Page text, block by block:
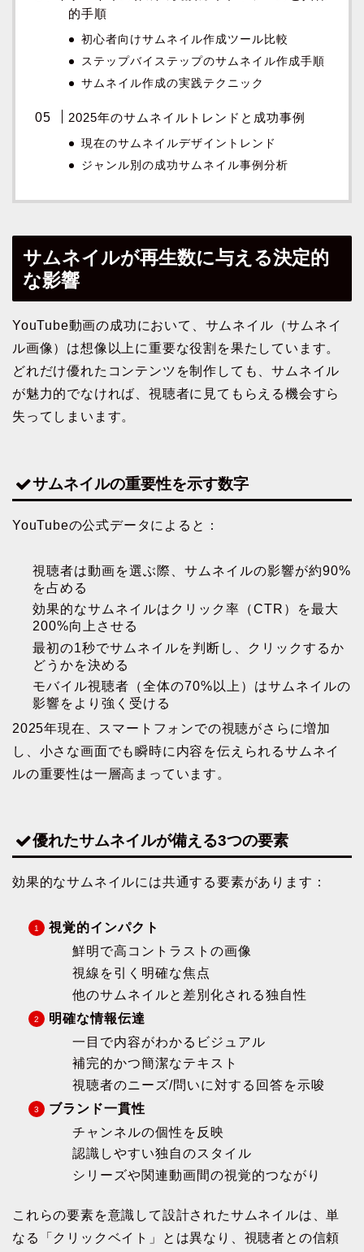
的手順
初心者向けサムネイル作成ツール比較
ステップバイステップのサムネイル作成手順
サムネイル作成の実践テクニック
2025年のサムネイルトレンドと成功事例
現在のサムネイルデザイントレンド
ジャンル別の成功サムネイル事例分析
サムネイルが再生数に与える決定的
な影響
YouTube動画の成功において、サムネイル（サムネイ
ル画像）は想像以上に重要な役割を果たしています。
どれだけ優れたコンテンツを制作しても、サムネイル
が魅力的でなければ、視聴者に見てもらえる機会すら
失ってしまいます。
サムネイルの重要性を示す数字
YouTubeの公式データによると：
視聴者は動画を選ぶ際、サムネイルの影響が約90%
を占める
効果的なサムネイルはクリック率（CTR）を最大
200%向上させる
最初の1秒でサムネイルを判断し、クリックするか
どうかを決める
モバイル視聴者（全体の70%以上）はサムネイルの
影響をより強く受ける
2025年現在、スマートフォンでの視聴がさらに増加
し、小さな画面でも瞬時に内容を伝えられるサムネイ
ルの重要性は一層高まっています。
優れたサムネイルが備える3つの要素
効果的なサムネイルには共通する要素があります：
視覚的インパクト
鮮明で高コントラストの画像
視線を引く明確な焦点
他のサムネイルと差別化される独自性
明確な情報伝達
一目で内容がわかるビジュアル
補完的かつ簡潔なテキスト
視聴者のニーズ/問いに対する回答を示唆
ブランド一貫性
チャンネルの個性を反映
認識しやすい独自のスタイル
シリーズや関連動画間の視覚的つながり
これらの要素を意識して設計されたサムネイルは、単
なる「クリックベイト」とは異なり、視聴者との信頼